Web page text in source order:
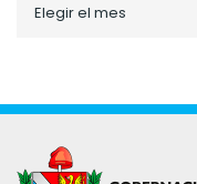
porElegir el mes